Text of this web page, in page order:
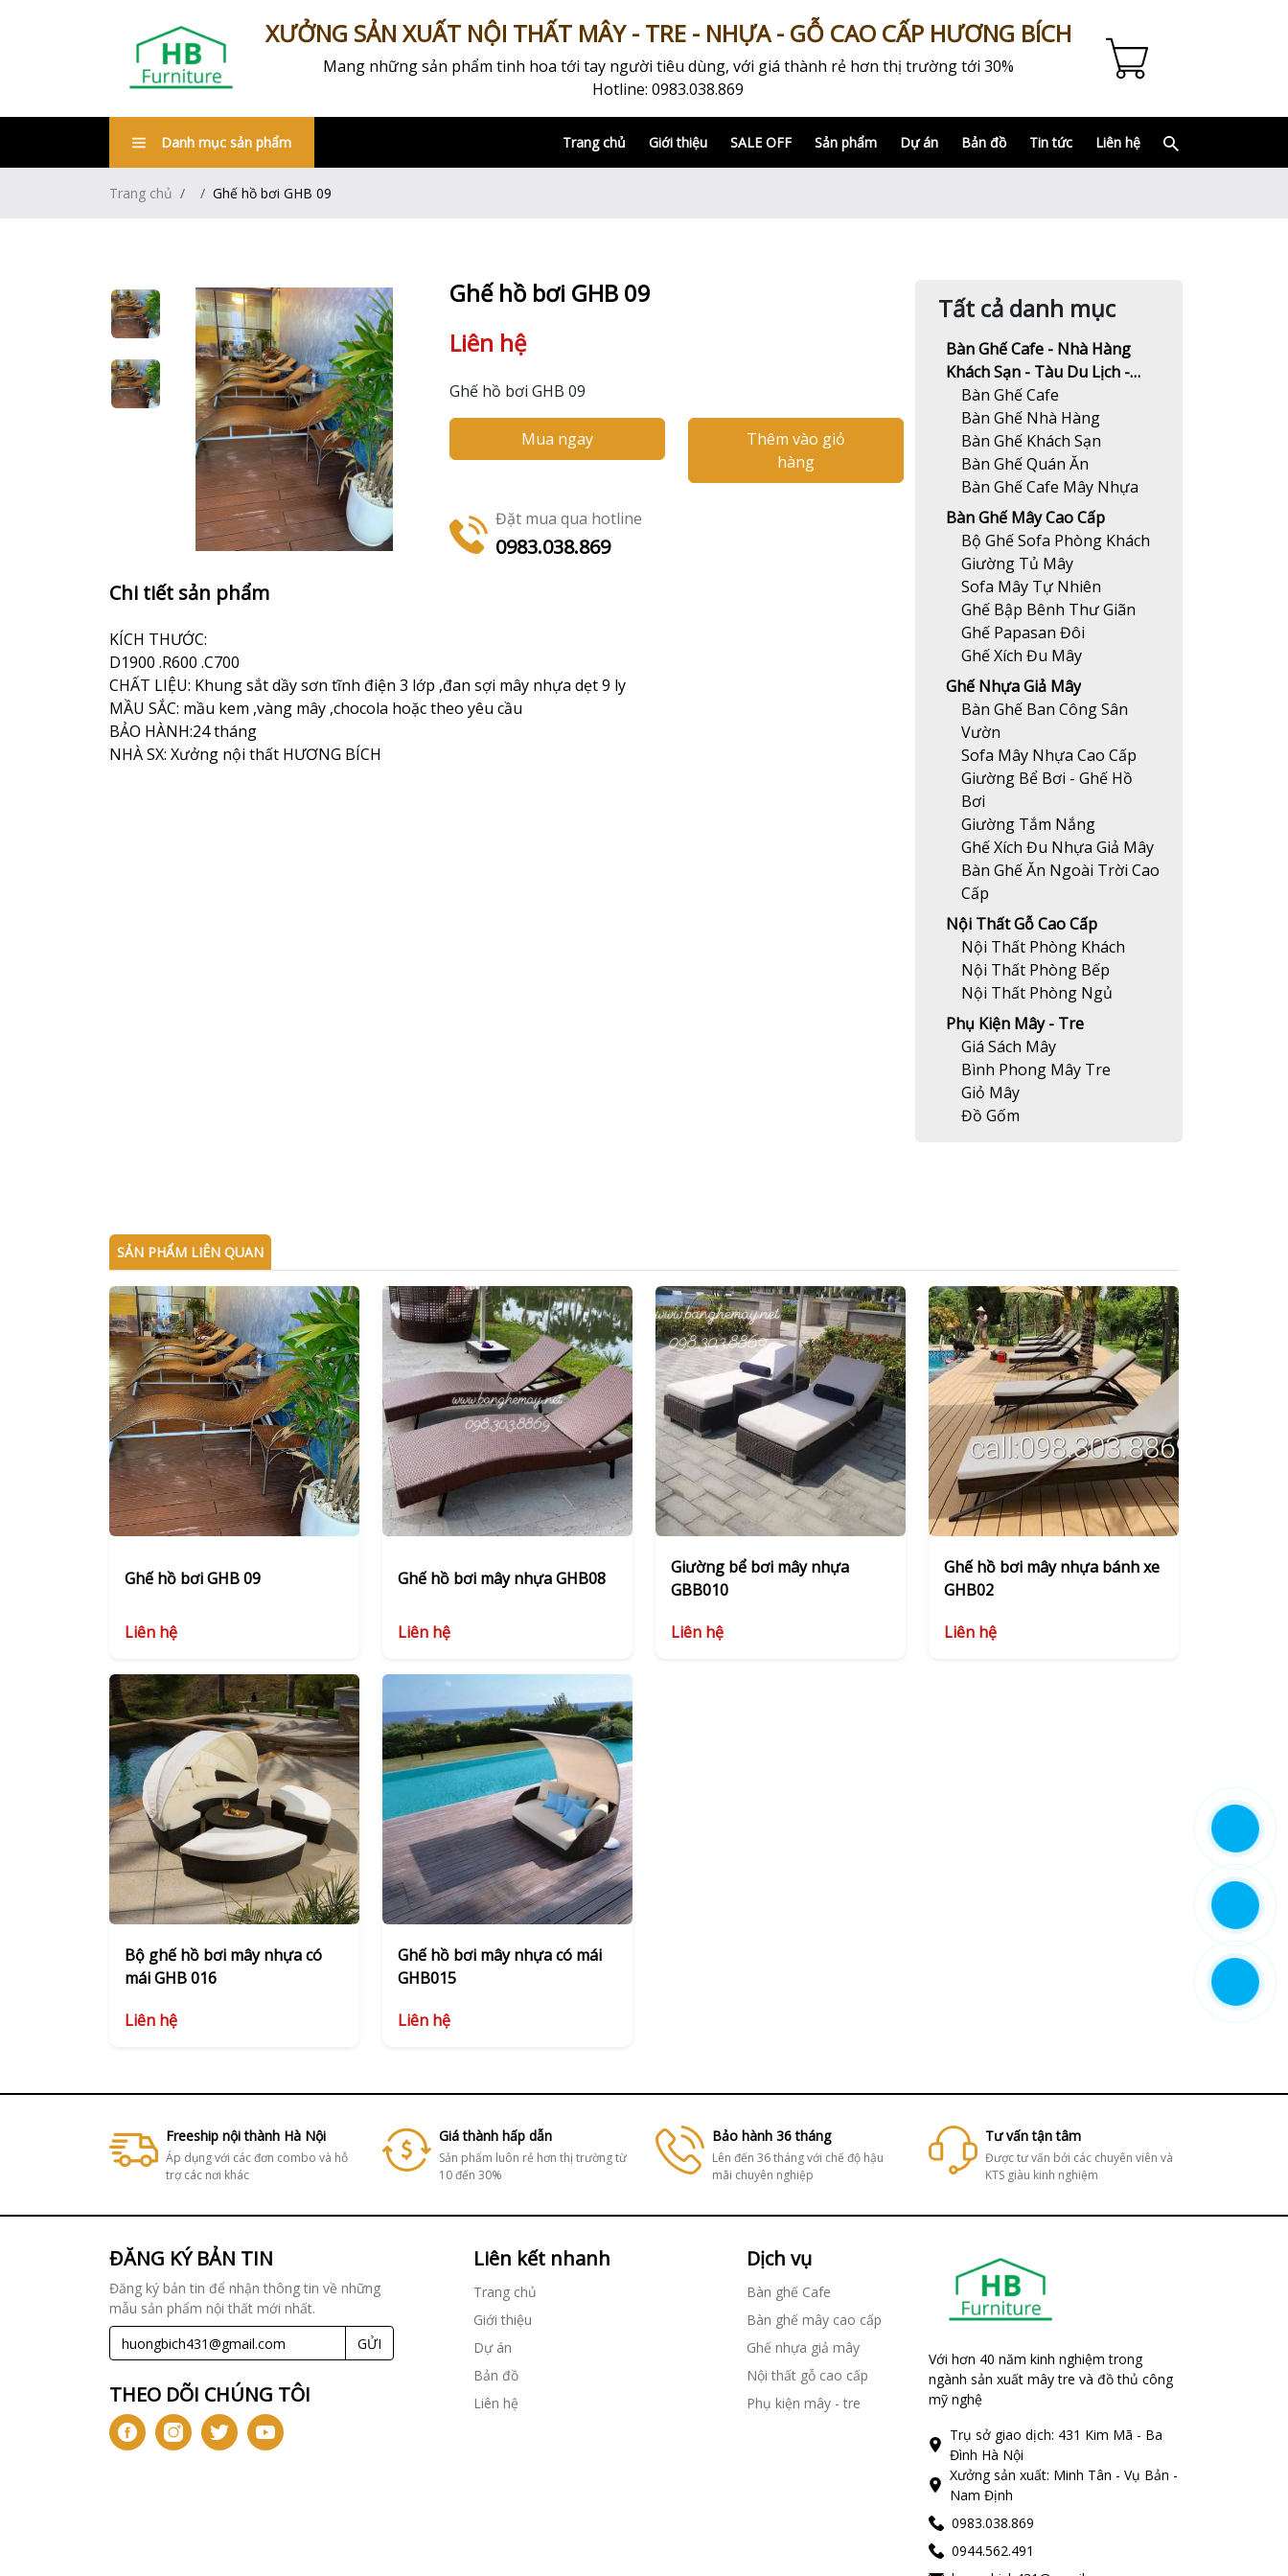
XƯỞNG SẢN XUẤT NỘI THẤT MÂY - TRE - NHỰA - GỖ CAO CẤP HƯƠNG BÍCH
Mang những sản phẩm tinh hoa tới tay người tiêu dùng, với giá thành rẻ hơn thị trường tới 30%
Hotline: 0983.038.869
Danh mục sản phẩm Trang chủ Giới thiệu SALE OFF Sản phẩm Dự án Bản đồ Tin tức Liên hệ
Trang chủ Ghế hồ bơi GHB 09
Ghế hồ bơi GHB 09
Liên hệ
Ghế hồ bơi GHB 09
Mua ngay
Thêm vào giỏ
hàng
Đặt mua qua hotline
0983.038.869
Chi tiết sản phẩm
KÍCH THƯỚC:
D1900 .R600 .C700
CHẤT LIỆU: Khung sắt dầy sơn tĩnh điện 3 lớp ,đan sợi mây nhựa dẹt 9 ly
MẦU SẮC: mầu kem ,vàng mây ,chocola hoặc theo yêu cầu
BẢO HÀNH:24 tháng
NHÀ SX: Xưởng nội thất HƯƠNG BÍCH
Tất cả danh mục
Bàn Ghế Cafe - Nhà Hàng
Khách Sạn - Tàu Du Lịch -
Resort
Bàn Ghế Cafe
Bàn Ghế Nhà Hàng
Bàn Ghế Khách Sạn
Bàn Ghế Quán Ăn
Bàn Ghế Cafe Mây Nhựa
Bàn Ghế Mây Cao Cấp
Bộ Ghế Sofa Phòng Khách
Giường Tủ Mây
Sofa Mây Tự Nhiên
Ghế Bập Bênh Thư Giãn
Ghế Papasan Đôi
Ghế Xích Đu Mây
Ghế Nhựa Giả Mây
Bàn Ghế Ban Công Sân
Vườn
Sofa Mây Nhựa Cao Cấp
Giường Bể Bơi - Ghế Hồ
Bơi
Giường Tắm Nắng
Ghế Xích Đu Nhựa Giả Mây
Bàn Ghế Ăn Ngoài Trời Cao
Cấp
Nội Thất Gỗ Cao Cấp
Nội Thất Phòng Khách
Nội Thất Phòng Bếp
Nội Thất Phòng Ngủ
Phụ Kiện Mây - Tre
Giá Sách Mây
Bình Phong Mây Tre
Giỏ Mây
Đồ Gốm
SẢN PHẨM LIÊN QUAN
Ghế hồ bơi GHB 09
Liên hệ
Ghế hồ bơi mây nhựa GHB08
Liên hệ
Giường bể bơi mây nhựa
GBB010
Liên hệ
Ghế hồ bơi mây nhựa bánh xe
GHB02
Liên hệ
Bộ ghế hồ bơi mây nhựa có
mái GHB 016
Liên hệ
Ghế hồ bơi mây nhựa có mái
GHB015
Liên hệ
Freeship nội thành Hà Nội
Áp dụng với các đơn combo và hỗ
trợ các nơi khác
Giá thành hấp dẫn
Sản phẩm luôn rẻ hơn thị trường từ
10 đến 30%
Bảo hành 36 tháng
Lên đến 36 tháng với chế độ hậu
mãi chuyên nghiệp
Tư vấn tận tâm
Được tư vấn bởi các chuyên viên và
KTS giàu kinh nghiệm
ĐĂNG KÝ BẢN TIN
Đăng ký bản tin để nhận thông tin về những
mẫu sản phẩm nội thất mới nhất.
GỬI
THEO DÕI CHÚNG TÔI
Liên kết nhanh
Trang chủ
Giới thiệu
Dự án
Bản đồ
Liên hệ
Dịch vụ
Bàn ghế Cafe
Bàn ghế mây cao cấp
Ghế nhựa giả mây
Nội thất gỗ cao cấp
Phụ kiện mây - tre
Với hơn 40 năm kinh nghiệm trong
ngành sản xuất mây tre và đồ thủ công
mỹ nghệ
Trụ sở giao dịch: 431 Kim Mã - Ba
Đình Hà Nội
Xưởng sản xuất: Minh Tân - Vụ Bản -
Nam Định
0983.038.869
0944.562.491